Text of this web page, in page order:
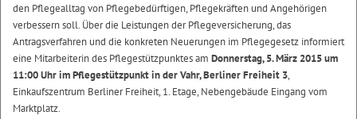
den Pflegealltag von Pflegebedürftigen, Pflegekräften und Angehörigen
verbessern soll. Über die Leistungen der Pflegeversicherung, das
Antragsverfahren und die konkreten Neuerungen im Pflegegesetz informiert
eine Mitarbeiterin des Pflegestützpunktes am Donnerstag, 5. März 2015 um
11:00 Uhr im Pflegestützpunkt in der Vahr, Berliner Freiheit 3,
Einkaufszentrum Berliner Freiheit, 1. Etage, Nebengebäude Eingang vom
Marktplatz.